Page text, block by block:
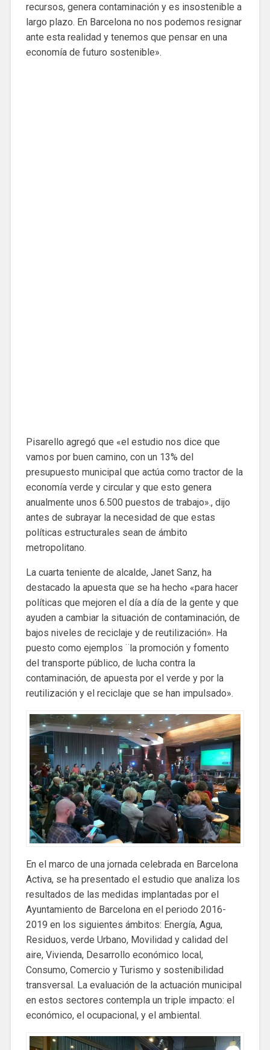
recursos, genera contaminación y es insostenible a
largo plazo. En Barcelona no nos podemos resignar
ante esta realidad y tenemos que pensar en una
economía de futuro sostenible».
Pisarello agregó que «el estudio nos dice que
vamos por buen camino, con un 13% del
presupuesto municipal que actúa como tractor de la
economía verde y circular y que esto genera
anualmente unos 6.500 puestos de trabajo»., dijo
antes de subrayar la necesidad de que estas
políticas estructurales sean de ámbito
metropolitano.
La cuarta teniente de alcalde, Janet Sanz, ha
destacado la apuesta que se ha hecho «para hacer
políticas que mejoren el día a día de la gente y que
ayuden a cambiar la situación de contaminación, de
bajos niveles de reciclaje y de reutilización». Ha
puesto como ejemplos ¨la promoción y fomento
del transporte público, de lucha contra la
contaminación, de apuesta por el verde y por la
reutilización y el reciclaje que se han impulsado».
En el marco de una jornada celebrada en Barcelona
Activa, se ha presentado el estudio que analiza los
resultados de las medidas implantadas por el
Ayuntamiento de Barcelona en el periodo 2016-
2019 en los siguientes ámbitos: Energía, Agua,
Residuos, verde Urbano, Movilidad y calidad del
aire, Vivienda, Desarrollo económico local,
Consumo, Comercio y Turismo y sostenibilidad
transversal. La evaluación de la actuación municipal
en estos sectores contempla un triple impacto: el
económico, el ocupacional, y el ambiental.